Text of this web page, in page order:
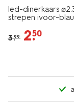
led-dinerkaars
strepen ivoor-
3.99 2.
50